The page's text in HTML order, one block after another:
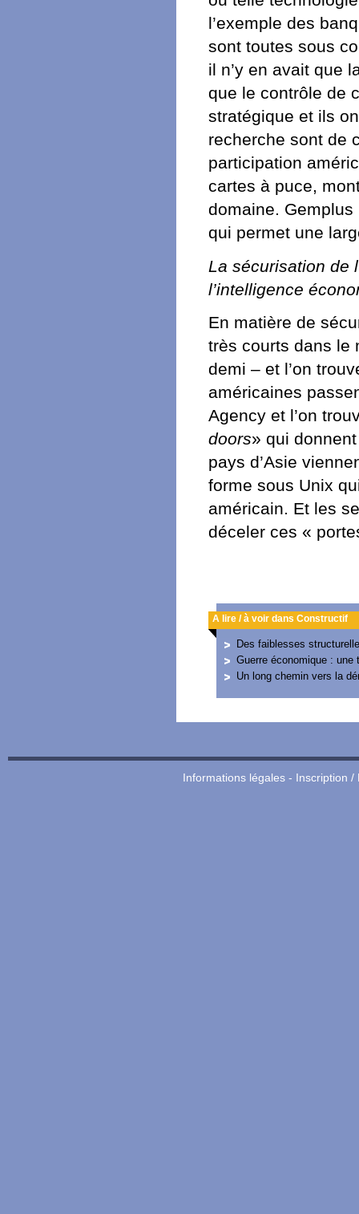
l’exemple des
sont toutes sous
il n’y en avait que
que le contrôle de
stratégique et ils
recherche sont de
participation
cartes à puce,
domaine.
qui permet une
La sécurisation de
l’intelligence
En matière de
très courts dans le
demi – et l’on
américaines
Agency et l’on
doors» qui
pays d’Asie
forme sous Unix
américain. Et les
déceler ces «
A lire / à voir dans Constructif
Des faiblesses
Guerre économique : une
Un long chemin vers la
Informations légales- Inscription